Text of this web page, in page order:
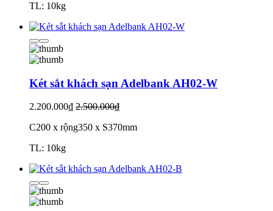
TL: 10kg
Két sắt khách sạn Adelbank AH02-W
2.200.000₫ 2.500.000₫
C200 x rộng350 x S370mm
TL: 10kg